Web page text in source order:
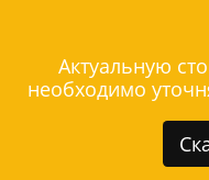
Актуальную
необходимо